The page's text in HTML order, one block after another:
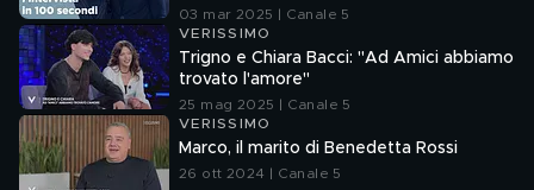
03 mar 2025 | Canale 5
VERISSIMO
Trigno e Chiara Bacci: "Ad Amici abbiamo
trovato l'amore"
25 mag 2025 | Canale 5
VERISSIMO
Marco, il marito di Benedetta Rossi
26 ott 2024 | Canale 5